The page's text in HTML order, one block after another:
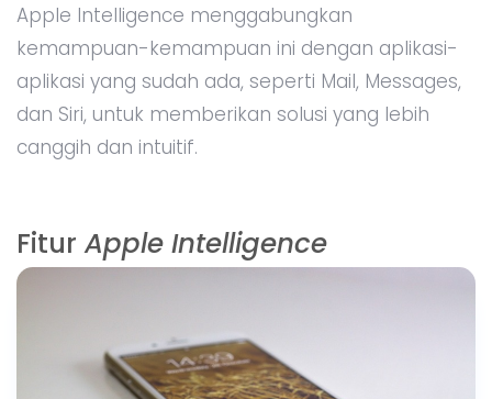
Apple Intelligence menggabungkan
kemampuan-kemampuan ini dengan aplikasi-
aplikasi yang sudah ada, seperti Mail, Messages,
dan Siri, untuk memberikan solusi yang lebih
canggih dan intuitif.
Fitur Apple Intelligence